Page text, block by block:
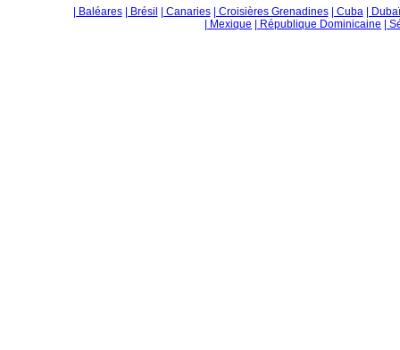
| Baléares
| Brésil | Canaries | Croisières Grenadines | Cuba
| Dubaï
| Mexique
| République Dominicaine |